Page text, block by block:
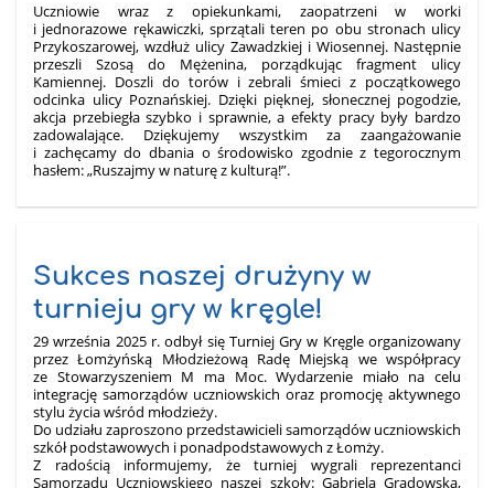
Uczniowie wraz z opiekunkami, zaopatrzeni w worki
i jednorazowe rękawiczki, sprzątali teren po obu stronach ulicy
Przykoszarowej, wzdłuż ulicy Zawadzkiej i Wiosennej. Następnie
przeszli Szosą do Mężenina, porządkując fragment ulicy
Kamiennej. Doszli do torów i zebrali śmieci z początkowego
odcinka ulicy Poznańskiej. Dzięki pięknej, słonecznej pogodzie,
akcja przebiegła szybko i sprawnie, a efekty pracy były bardzo
zadowalające. Dziękujemy wszystkim za zaangażowanie
i zachęcamy do dbania o środowisko zgodnie z tegorocznym
hasłem: „Ruszajmy w naturę z kulturą!”.
Sukces naszej drużyny w
turnieju gry w kręgle!
29 września 2025 r. odbył się Turniej Gry w Kręgle organizowany
przez Łomżyńską Młodzieżową Radę Miejską we współpracy
ze Stowarzyszeniem M ma Moc. Wydarzenie miało na celu
integrację samorządów uczniowskich oraz promocję aktywnego
stylu życia wśród młodzieży.
Do udziału zaproszono przedstawicieli samorządów uczniowskich
szkół podstawowych i ponadpodstawowych z Łomży.
Z radością informujemy, że turniej wygrali reprezentanci
Samorządu Uczniowskiego naszej szkoły: Gabriela Gradowska,